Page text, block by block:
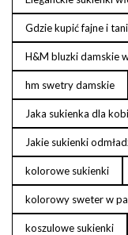
Gdzie kupić fajne i
H&M bluzki damskie
hm swetry damskie
Jaka sukienka dla
Jakie sukienki
kolorowe sukienki
kolorowy sweter w
koszulowe sukienki